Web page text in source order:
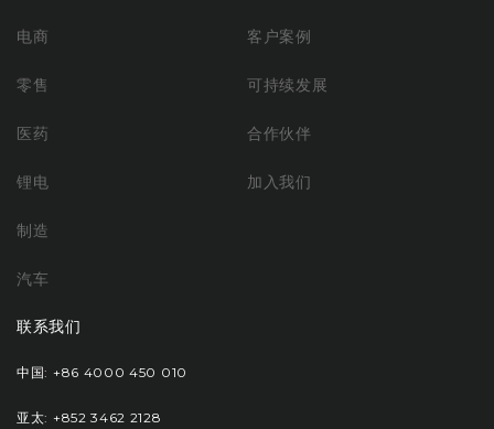
电商
零售
医药
锂电
制造
汽车
客户案例
可持续发展
合作伙伴
加入我们
联系我们
中国: +86 4000 450 010
亚太: +852 3462 2128